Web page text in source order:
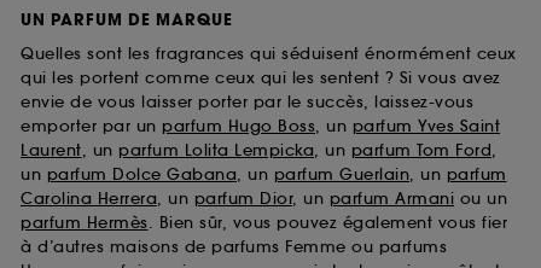
UN PARFUM DE MARQUE
Quelles sont les fragrances qui séduisent énormément ceux
qui les portent comme ceux qui les sentent ? Si vous avez
envie de vous laisser porter par le succès, laissez-vous
emporter par un parfum Hugo Boss, un parfum Yves Saint
Laurent, un parfum Lolita Lempicka, un parfum Tom Ford,
un parfum Dolce Gabana, un parfum Guerlain, un parfum
Carolina Herrera, un parfum Dior, un parfum Armani ou un
parfum Hermès. Bien sûr, vous pouvez également vous fier
à d’autres maisons de parfums Femme ou parfums